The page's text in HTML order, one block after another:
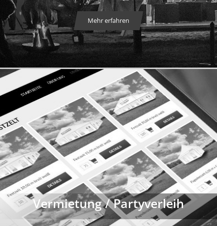
Mehr erfahren
Vermietung / Partyverleih